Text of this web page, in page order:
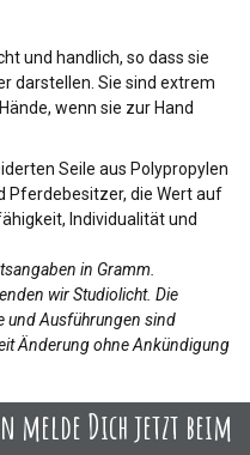
und handlich, so dass sie
darstellen. Sie sind extrem
wenn sie zur Hand
Seile aus Polypropylen
Pferdebesitzer, die Wert auf
Individualität und
in Gramm.
wir Studiolicht. Die
und Ausführungen sind
Änderung ohne Ankündigung
melde Dich jetzt beim